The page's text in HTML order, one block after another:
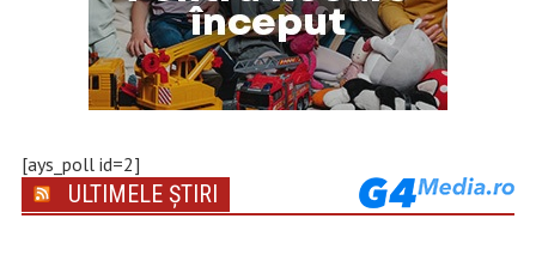
[ays_poll id=2]
ULTIMELE ȘTIRI